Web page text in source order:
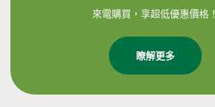
來電購買，享超低優惠價格！
瞭解更多